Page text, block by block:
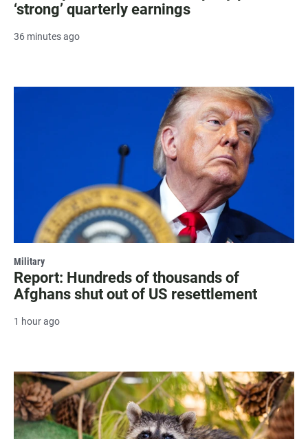
‘strong’ quarterly earnings
36 minutes ago
Military
Report: Hundreds of thousands of
Afghans shut out of US resettlement
1 hour ago